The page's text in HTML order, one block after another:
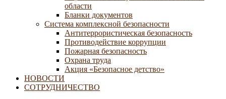
области
Бланки документов
Система комплексной безопасности
Антитеррористическая безопасность
Противодействие коррупции
Пожарная безопасность
Охрана труда
Акция «Безопасное детство»
НОВОСТИ
СОТРУДНИЧЕСТВО